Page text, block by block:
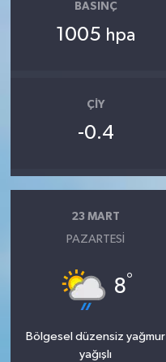
BASINÇ
1005 hpa
ÇIY
-0.4
23 MART
PAZARTESI
8°
Bölgesel düzensiz yağmur
yağışlı